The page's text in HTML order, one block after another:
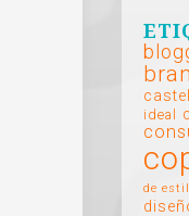
ideal
de